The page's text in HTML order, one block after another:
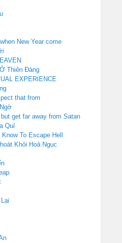
New Year come
Thiên Đàng
EXPERIENCE
that from
get far away from Satan
Quỉ
To Escape Hell
Khỏi Hoả Ngục